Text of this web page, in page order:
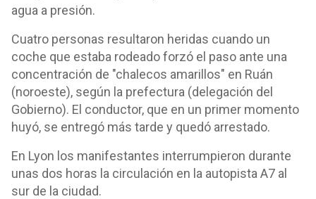
agua a presión.
Cuatro personas resultaron heridas cuando un
coche que estaba rodeado forzó el paso ante una
concentración de "chalecos amarillos" en Ruán
(noroeste), según la prefectura (delegación del
Gobierno). El conductor, que en un primer momento
huyó, se entregó más tarde y quedó arrestado.
En Lyon los manifestantes interrumpieron durante
unas dos horas la circulación en la autopista A7 al
sur de la ciudad.